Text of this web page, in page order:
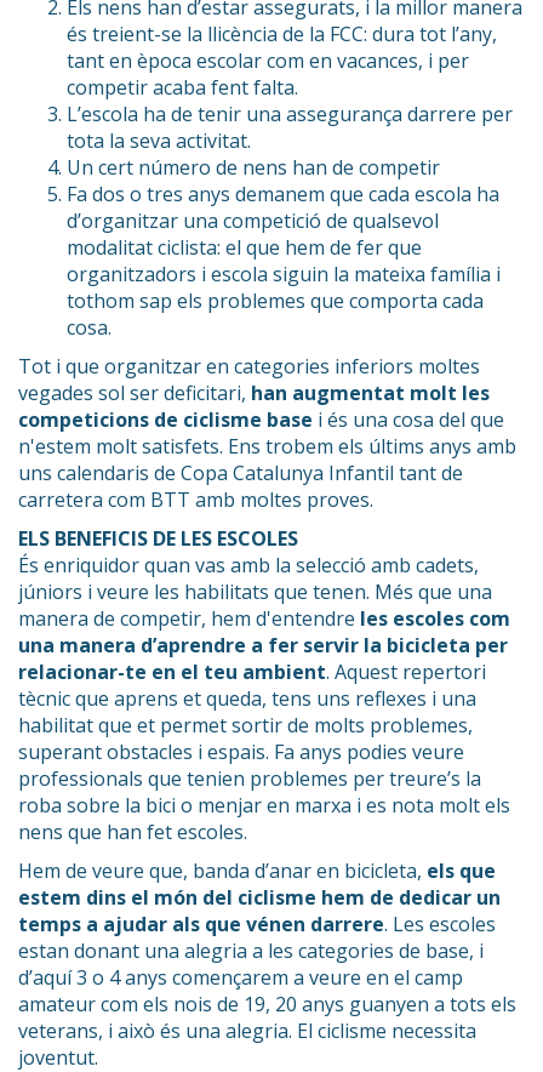
Els nens han d’estar assegurats, i la millor manera
és treient-se la llicència de la FCC: dura tot l’any,
tant en època escolar com en vacances, i per
competir acaba fent falta.
L’escola ha de tenir una assegurança darrere per
tota la seva activitat.
Un cert número de nens han de competir
Fa dos o tres anys demanem que cada escola ha
d’organitzar una competició de qualsevol
modalitat ciclista: el que hem de fer que
organitzadors i escola siguin la mateixa família i
tothom sap els problemes que comporta cada
cosa.
Tot i que organitzar en categories inferiors moltes
vegades sol ser deficitari, han augmentat molt les
competicions de ciclisme base i és una cosa del que
n'estem molt satisfets. Ens trobem els últims anys amb
uns calendaris de Copa Catalunya Infantil tant de
carretera com BTT amb moltes proves.
ELS BENEFICIS DE LES ESCOLES
És enriquidor quan vas amb la selecció amb cadets,
júniors i veure les habilitats que tenen. Més que una
manera de competir, hem d'entendre les escoles com
una manera d’aprendre a fer servir la bicicleta per
relacionar-te en el teu ambient. Aquest repertori
tècnic que aprens et queda, tens uns reflexes i una
habilitat que et permet sortir de molts problemes,
superant obstacles i espais. Fa anys podies veure
professionals que tenien problemes per treure’s la
roba sobre la bici o menjar en marxa i es nota molt els
nens que han fet escoles.
Hem de veure que, banda d’anar en bicicleta, els que
estem dins el món del ciclisme hem de dedicar un
temps a ajudar als que vénen darrere. Les escoles
estan donant una alegria a les categories de base, i
d’aquí 3 o 4 anys començarem a veure en el camp
amateur com els nois de 19, 20 anys guanyen a tots els
veterans, i això és una alegria. El ciclisme necessita
joventut.